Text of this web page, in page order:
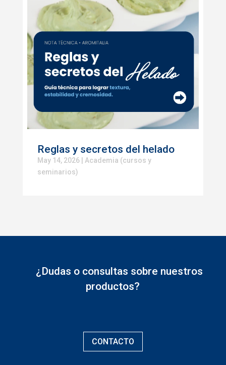
Reglas y secretos del helado
May 14, 2026| Academia (cursos y
seminarios)
¿Dudas o consultas sobre nuestros
productos?
CONTACTO